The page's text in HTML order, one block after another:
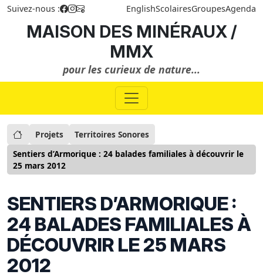
Suivez-nous : EnglishScolairesGroupesAgenda
MAISON DES MINÉRAUX /
MMX
pour les curieux de nature...
Projets
Territoires Sonores
Sentiers d’Armorique : 24 balades familiales à découvrir le
25 mars 2012
SENTIERS D’ARMORIQUE :
24 BALADES FAMILIALES À
DÉCOUVRIR LE 25 MARS
2012